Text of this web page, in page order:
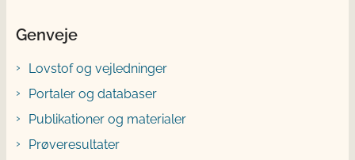
Genveje
Lovstof og vejledninger
Portaler og databaser
Publikationer og materialer
Prøveresultater